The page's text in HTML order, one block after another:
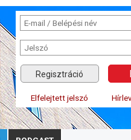
Regisztráció
Elfelejtett jelszó